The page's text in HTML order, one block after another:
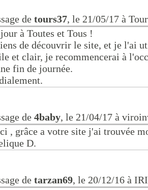
de tours37, le 21/05/17 à
à Toutes et Tous !
de découvrir le site, et je l'ai
et clair, je recommencerai à
fin de journée.
de 4baby, le 21/04/17 à
, grâce a votre site j'ai trouvée
D.
de tarzan69, le 20/12/16 à